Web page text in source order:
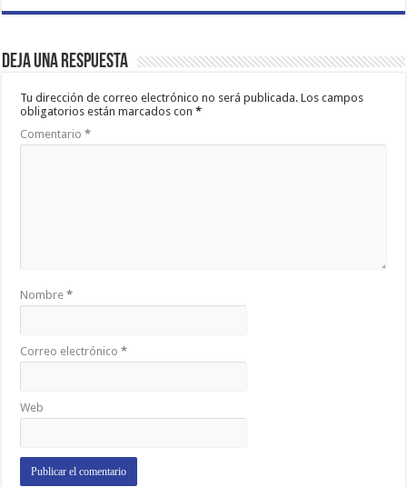
Deja una respuesta
Tu dirección de correo electrónico no será publicada. Los campos
obligatorios están marcados con*
Comentario*
Nombre*
Correo electrónico*
Web